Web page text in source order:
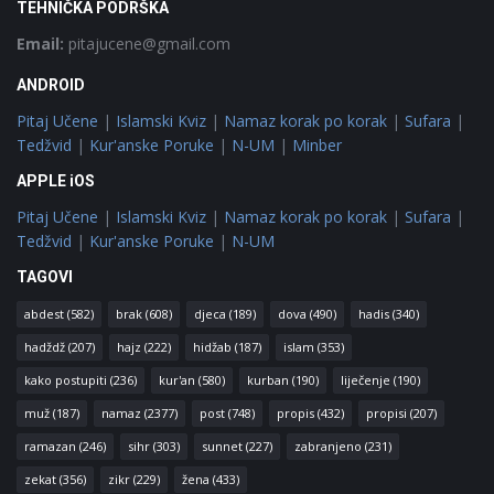
TEHNIČKA PODRŠKA
Email: pitajucene@gmail.com
ANDROID
Pitaj Učene | Islamski Kviz | Namaz korak po korak | Sufara |
Tedžvid | Kur'anske Poruke | N-UM | Minber
APPLE iOS
Pitaj Učene | Islamski Kviz | Namaz korak po korak | Sufara |
Tedžvid | Kur'anske Poruke | N-UM
TAGOVI
abdest (582) brak (608) djeca (189) dova (490) hadis (340)
hadždž (207) hajz (222) hidžab (187) islam (353)
kako postupiti (236) kur'an (580) kurban (190) liječenje (190)
muž (187) namaz (2377) post (748) propis (432) propisi (207)
ramazan (246) sihr (303) sunnet (227) zabranjeno (231)
zekat (356) zikr (229) žena (433)